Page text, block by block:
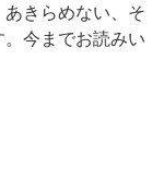
きらめない、そ
今までお読みい